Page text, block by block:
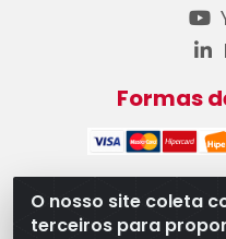
O nosso site coleta
terceiros para
Formas
WB Componentes